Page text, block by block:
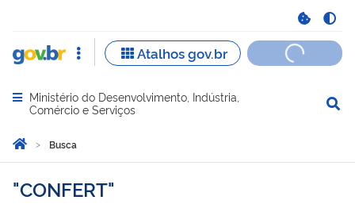
Abrir menu principal de navegação
Ministério do Desenvolvimento, Indústria,
Comércio e Serviços
Você está aqui:
Página Inicial
Busca
Busca
CONFERT